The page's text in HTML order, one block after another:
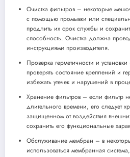
Очистка фильтров – некоторые
с помощью промывки или
продлить их срок службы и
способность. Очистка должна
инструкциями производителя.
Проверка герметичности и
проверять состояние креплений и
избежать утечек и нарушений в
Хранение фильтров – если фильтр
длительного времени, его следует
защищенном от воздействия
сохранить его функциональные
Обслуживание мембран – в
использоваться мембранная система,